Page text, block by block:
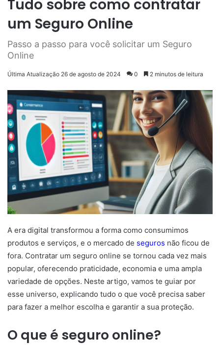
Tudo sobre como contratar
um Seguro Online
Passo a passo para você solicitar um Seguro
Online
Última Atualização 26 de agosto de 2024 0 2 minutos de leitura
A era digital transformou a forma como consumimos
produtos e serviços, e o mercado de seguros não ficou de
fora. Contratar um seguro online se tornou cada vez mais
popular, oferecendo praticidade, economia e uma ampla
variedade de opções. Neste artigo, vamos te guiar por
esse universo, explicando tudo o que você precisa saber
para fazer a melhor escolha e garantir a sua proteção.
O que é seguro online?